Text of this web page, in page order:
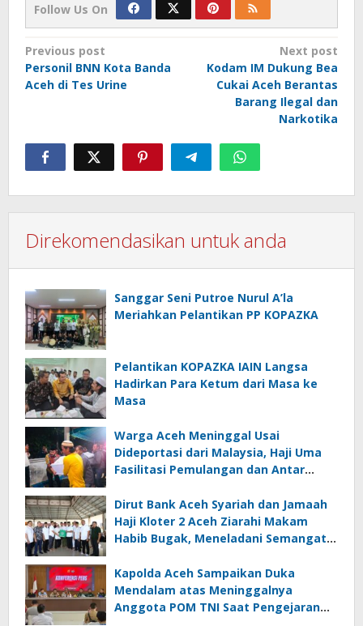
Follow Us On
Post
navigation
Previous post
Personil BNN Kota Banda
Aceh di Tes Urine
Next post
Kodam IM Dukung Bea
Cukai Aceh Berantas
Barang Ilegal dan
Narkotika
Direkomendasikan untuk anda
Sanggar Seni Putroe Nurul A’la
Meriahkan Pelantikan PP KOPAZKA
Pelantikan KOPAZKA IAIN Langsa
Hadirkan Para Ketum dari Masa ke
Masa
Warga Aceh Meninggal Usai
Dideportasi dari Malaysia, Haji Uma
Fasilitasi Pemulangan dan Antar
Dirut Bank Aceh Syariah dan Jamaah
Haji Kloter 2 Aceh Ziarahi Makam
Habib Bugak, Meneladani Semangat
Zaman
Kapolda Aceh Sampaikan Duka
Mendalam atas Meninggalnya
Anggota POM TNI Saat Pengejaran